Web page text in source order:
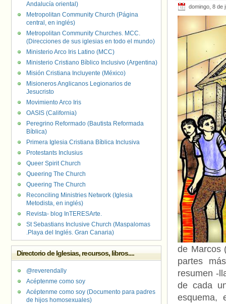
domingo, 8 de
de Marcos
partes
resumen -
de cada
Andalucía oriental)
Metropolitan Community Church (Página
central, en inglés)
Metropolitan Community Churches. MCC.
(Direcciones de sus iglesias en todo el mundo)
Ministerio Arco Iris Latino (MCC)
Ministerio Cristiano Bíblico Inclusivo (Argentina)
Misión Cristiana Incluyente (México)
Misioneros Anglicanos Legionarios de
Jesucristo
Movimiento Arco Iris
OASIS (California)
Peregrino Reformado (Bautista Reformada
Bíblica)
Primera Iglesia Cristiana Bíblica Inclusiva
Protestants Inclusius
Queer Spirit Church
Queering The Church
Queering The Church
Reconciling Ministries Network (Iglesia
Metodista, en inglés)
Revista- blog InTERESArte.
St Sebastians Inclusive Church (Maspalomas
.Playa del Inglés. Gran Canaria)
Directorio de Iglesias, recursos, libros....
@reverendally
Acéptenme como soy
Acéptenme como soy (Documento para padres
de hijos homosexuales)